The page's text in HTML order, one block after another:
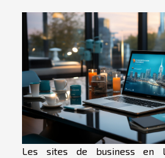
Les sites de business en